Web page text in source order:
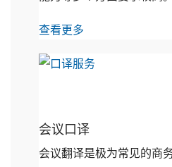
查看更多
会议口译
会议翻译是极为常见的商